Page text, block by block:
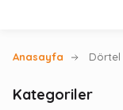
Anasayfa Dörtel
Kategoriler